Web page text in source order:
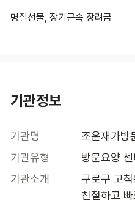
명절선물, 장기근속 장려금
기관정보
기관명
조은재가방
기관유형
방문요양 센
기관소개
구로구 고
친절하고